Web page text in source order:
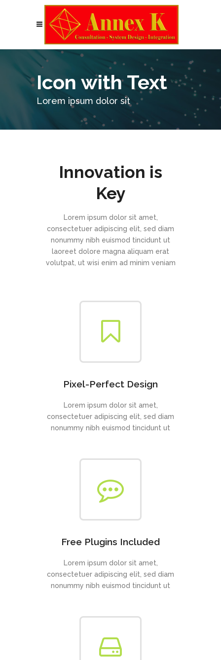
Icon with Text
Lorem ipsum dolor sit
Innovation is
Key
Lorem ipsum dolor sit amet,
consectetuer adipiscing elit, sed diam
nonummy nibh euismod tincidunt ut
laoreet dolore magna aliquam erat
volutpat, ut wisi enim ad minim veniam
Pixel-Perfect Design
Lorem ipsum dolor sit amet,
consectetuer adipiscing elit, sed diam
nonummy nibh euismod tincidunt ut
Free Plugins Included
Lorem ipsum dolor sit amet,
consectetuer adipiscing elit, sed diam
nonummy nibh euismod tincidunt ut